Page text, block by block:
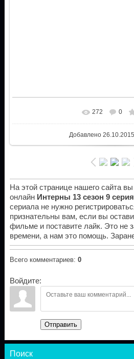
272 0
Добавлено26.10.2015
На этой странице нашего сайта
онлайн Интерны 13 сезон 9 серия
сериала не нужно
признательны вам, если вы
фильме и поставите лайк. Это не
времени, а нам это помощь.
Всего комментариев: 0
Войдите:
Отправить
Поиск